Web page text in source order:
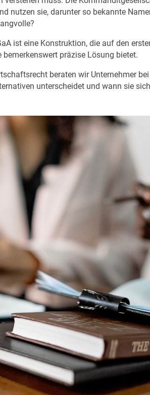
nutzen sie, darunter so bekannte
ist eine Konstruktion, die auf den
präzise Lösung bietet.
beraten wir Unternehmer
unterscheidet und wann sie